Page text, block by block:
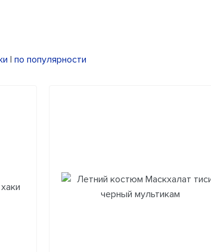
| по популярности